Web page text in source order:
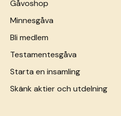
Gåvoshop
Minnesgåva
Bli medlem
Testamentesgåva
Starta en insamling
Skänk aktier och utdelning